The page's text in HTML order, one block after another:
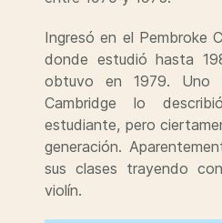
Ingresó en el Pembroke
donde estudió hasta
obtuvo en 1979.
Cambridge lo
estudiante, pero
generación.
sus clases trayendo
violín.